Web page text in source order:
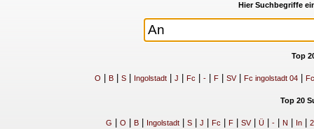
Hier Suchbegriffe
Top
O B| S| Ingolstadt| J Fc -| F| SV| Fc ingolstadt 04|
Top 20
G O B| Ingolstadt| S| J Fc F| SV| Ü| -| N In| 2